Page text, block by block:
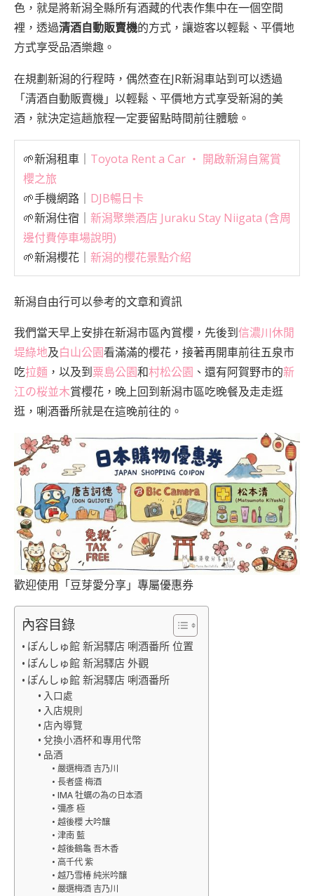
色，就是將新潟全縣所有酒藏的代表作集中在一個空間
裡，透過清酒自動販賣機的方式，讓遊客以輕鬆、平價地
方式享受品酒樂趣。
在規劃新潟的行程時，偶然查在JR新潟車站到可以透過
「清酒自動販賣機」以輕鬆、平價地方式享受新潟的美
酒，就決定這趟旅程一定要留點時間前往體驗。
🌱新潟租車｜ Toyota Rent a Car ‧ 開啟新潟自駕賞
櫻之旅
🌱手機網路｜ DJB暢日卡
🌱新潟住宿｜ 新潟聚樂酒店 Juraku Stay Niigata (含周
邊付費停車場說明)
🌱新潟櫻花｜ 新潟的櫻花景點介紹
新潟自由行可以參考的文章和資訊
我們當天早上安排在新潟市區內賞櫻，先後到信濃川休閒
堤綠地及白山公園看滿滿的櫻花，接著再開車前往五泉市
吃拉麵 ，以及到粟島公園和村松公園 、還有阿賀野市的新
江の桜並木賞櫻花，晚上回到新潟市區吃晚餐及走走逛
逛，唎酒番所就是在這晚前往的。
歡迎使用「豆芽愛分享」專屬優惠券
內容目錄
ぽんしゅ館 新潟驛店 唎酒番所 位置
ぽんしゅ館 新潟驛店 外觀
ぽんしゅ館 新潟驛店 唎酒番所
入口處
入店規則
店內導覽
兌換小酒杯和專用代幣
品酒
嚴選梅酒 吉乃川
長者盛 梅酒
IMA 牡蠣の為の日本酒
彌彥 極
越後櫻 大吟釀
津南 藍
越後鶴龜 吾木香
高千代 紫
越乃雪椿 純米吟釀
嚴選梅酒 吉乃川